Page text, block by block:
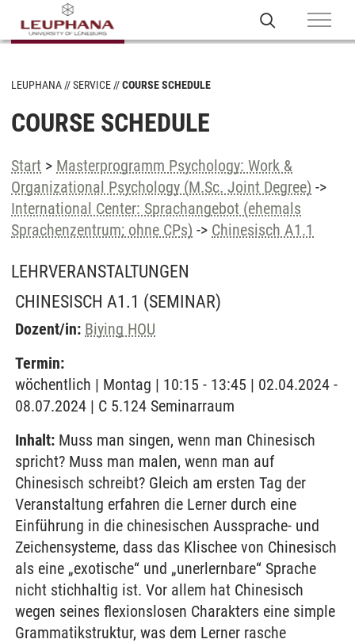
LEUPHANA SERVICE COURSE SCHEDULE
COURSE SCHEDULE
Start > Masterprogramm Psychology: Work &
Organizational Psychology (M.Sc. Joint Degree) ->
International Center: Sprachangebot (ehemals
Sprachenzentrum; ohne CPs) -> Chinesisch A1.1
LEHRVERANSTALTUNGEN
CHINESISCH A1.1 (SEMINAR)
Dozent/in: Biying HOU
Termin:
wöchentlich | Montag | 10:15 - 13:45 | 02.04.2024 -
08.07.2024 | C 5.124 Seminarraum
Inhalt: Muss man singen, wenn man Chinesisch
spricht? Muss man malen, wenn man auf
Chinesisch schreibt? Gleich am ersten Tag der
Veranstaltung erfahren die Lerner durch eine
Einführung in die chinesischen Aussprache- und
Zeichensysteme, dass das Klischee von Chinesisch
als eine „exotische“ und „unerlernbare“ Sprache
nicht stichhaltig ist. Vor allem hat Chinesisch
wegen seines flexionslosen Charakters eine simple
Grammatikstruktur, was dem Lerner rasche